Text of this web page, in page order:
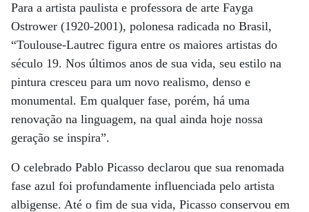
Para a artista paulista e professora de arte Fayga
Ostrower (1920-2001), polonesa radicada no Brasil,
“Toulouse-Lautrec figura entre os maiores artistas do
século 19. Nos últimos anos de sua vida, seu estilo na
pintura cresceu para um novo realismo, denso e
monumental. Em qualquer fase, porém, há uma
renovação na linguagem, na qual ainda hoje nossa
geração se inspira”.
O celebrado Pablo Picasso declarou que sua renomada
fase azul foi profundamente influenciada pelo artista
albigense. Até o fim de sua vida, Picasso conservou em